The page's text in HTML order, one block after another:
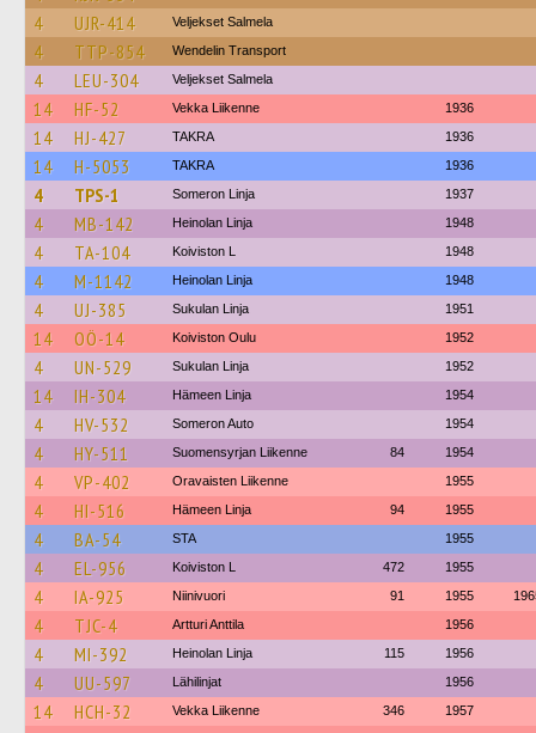
4 UJR-414 Veljekset Salmela
4 TTP-854 Wendelin Transport
4 LEU-304 Veljekset Salmela
14 HF-52 Vekka Liikenne 1936
14 HJ-427 TAKRA 1936
14 H-5053 TAKRA 1936
4 TPS-1 Someron Linja 1937
4 MB-142 Heinolan Linja 1948
4 TA-104 Koiviston L 1948
4 M-1142 Heinolan Linja 1948
4 UJ-385 Sukulan Linja 1951
14 OÖ-14 Koiviston Oulu 1952
4 UN-529 Sukulan Linja 1952
14 IH-304 Hämeen Linja 1954
4 HV-532 Someron Auto 1954
4 HY-511 Suomensyrjan Liikenne 84 1954
4 VP-402 Oravaisten Liikenne 1955
4 HI-516 Hämeen Linja 94 1955
4 BA-54 STA 1955
4 EL-956 Koiviston L 472 1955
4 IA-925 Niinivuori 91 1955
4 TJC-4 Artturi Anttila 1956
4 MI-392 Heinolan Linja 115 1956
4 UU-597 Lähilinjat 1956
14 HCH-32 Vekka Liikenne 346 1957